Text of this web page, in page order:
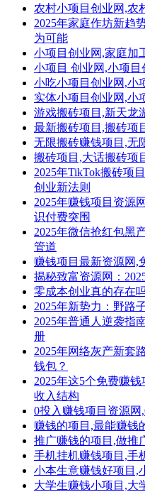
农村小项目创业网,农
2025年家庭作坊新趋
为可能
小项目创业网,家庭加
小项目 创业网,小项目
小吃小项目创业网,小
实体小项目创业网,小
游戏搬砖项目,新天龙
最新搬砖项目,搬砖项
无限搬砖赚钱项目,无
搬砖项目,大话搬砖项
2025年TikTok搬砖项
创业新法则
2025年赚钱项目资源
识付费突围
2025年微信抢红包黑
管道
赚钱项目最新资源网,
揭秘致富资源网：
零成本创业真的存在
2025年新势力：野路
2025年普通人逆袭指
册
2025年网络灰产新套
钱包？
2025年这5个免费赚
收入结构
0投入赚钱项目资源网
赚钱的项目,最能赚钱
推广赚钱的项目,做推
手机挂机赚钱项目,手
小本生意赚钱好项目,
大学生赚钱小项目,大